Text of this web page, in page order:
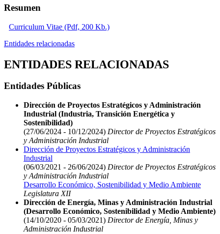
Resumen
Curriculum Vitae (Pdf, 200 Kb.)
Entidades relacionadas
ENTIDADES RELACIONADAS
Entidades Públicas
Dirección de Proyectos Estratégicos y Administración
Industrial (Industria, Transición Energética y
Sostenibilidad)
(27/06/2024 - 10/12/2024) Director de Proyectos Estratégicos
y Administración Industrial
Dirección de Proyectos Estratégicos y Administración
Industrial
(06/03/2021 - 26/06/2024) Director de Proyectos Estratégicos
y Administración Industrial
Desarrollo Económico, Sostenibilidad y Medio Ambiente
Legislatura XII
Dirección de Energía, Minas y Administración Industrial
(Desarrollo Económico, Sostenibilidad y Medio Ambiente)
(14/10/2020 - 05/03/2021) Director de Energía, Minas y
Administración Industrial